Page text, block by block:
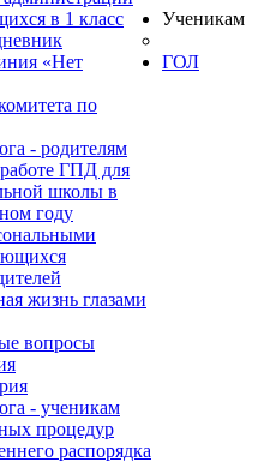
в 1 класс
«Нет
по
- родителям
ГПД для
школы в
году
жизнь глазами
вопросы
Ученикам
- ученикам
процедур
распорядка
ГОЛ